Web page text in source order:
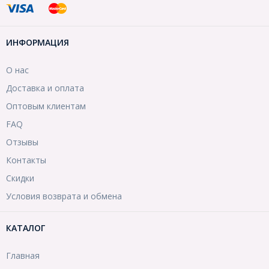
ИНФОРМАЦИЯ
О нас
Доставка и оплата
Оптовым клиентам
FAQ
Отзывы
Контакты
Скидки
Условия возврата и обмена
КАТАЛОГ
Главная